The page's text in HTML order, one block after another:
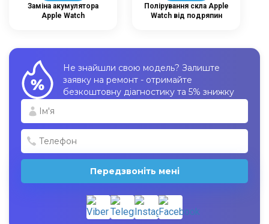
Заміна акумулятора
Apple Watch
Полірування скла Apple
Watch від подряпин
Не знайшли свою модель? Залиште
заявку на ремонт - отримайте
безкоштовну діагностику та 5% знижку
Передзвоніть мені